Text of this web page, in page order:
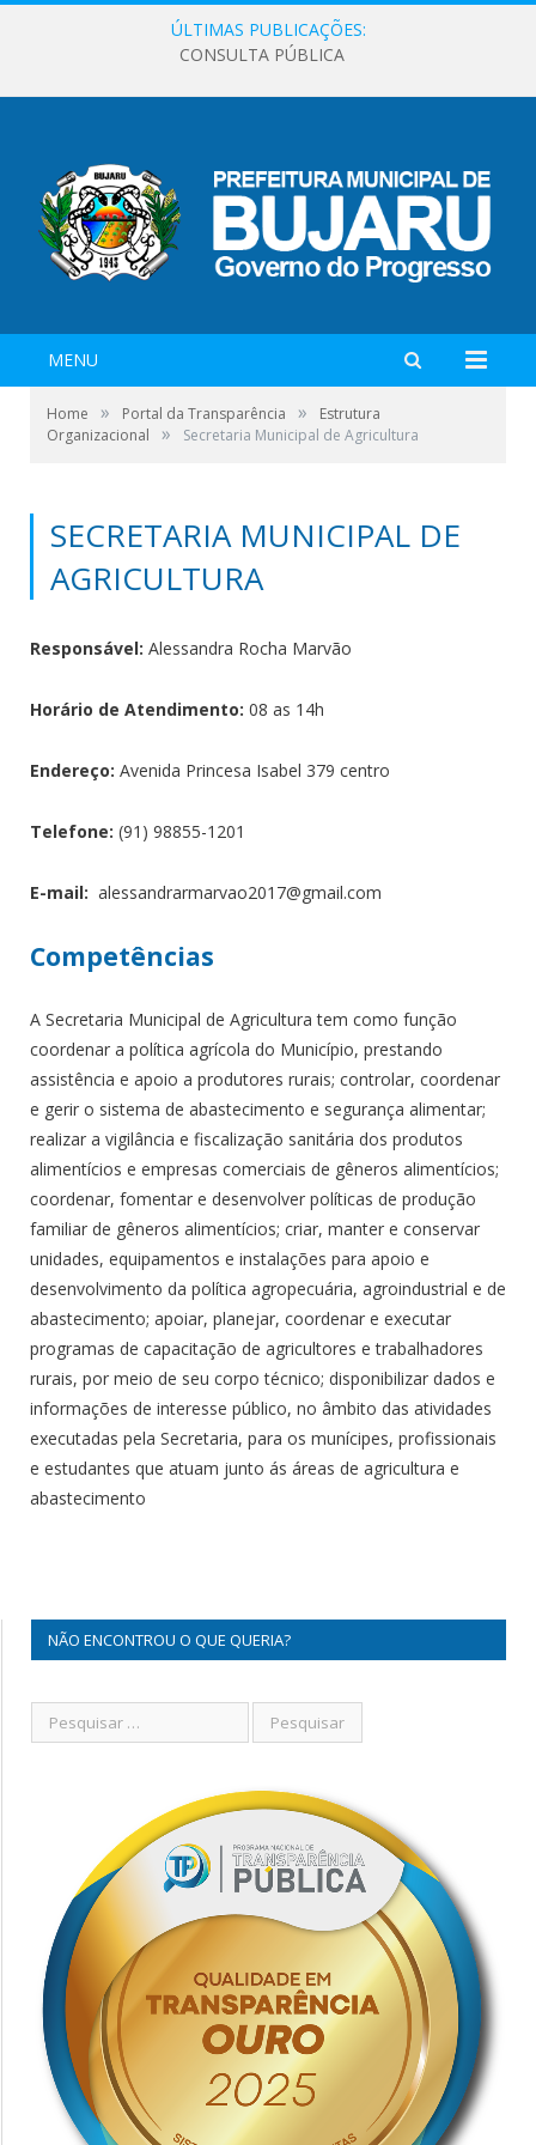
ÚLTIMAS PUBLICAÇÕES:
CONSULTA PÚBLICA
MENU
Home » Portal da Transparência »
Estrutura
Organizacional
» Secretaria Municipal de Agricultura
SECRETARIA MUNICIPAL DE
AGRICULTURA
Responsável: Alessandra Rocha Marvão
Horário de Atendimento: 08 as 14h
Endereço: Avenida Princesa Isabel 379 centro
Telefone: (91) 98855-1201
E-mail: alessandrarmarvao2017@gmail.com
Competências
A Secretaria Municipal de Agricultura tem como função
coordenar a política agrícola do Município, prestando
assistência e apoio a produtores rurais; controlar, coordenar
e gerir o sistema de abastecimento e segurança alimentar;
realizar a vigilância e fiscalização sanitária dos produtos
alimentícios e empresas comerciais de gêneros alimentícios;
coordenar, fomentar e desenvolver políticas de produção
familiar de gêneros alimentícios; criar, manter e conservar
unidades, equipamentos e instalações para apoio e
desenvolvimento da política agropecuária, agroindustrial e de
abastecimento; apoiar, planejar, coordenar e executar
programas de capacitação de agricultores e trabalhadores
rurais, por meio de seu corpo técnico; disponibilizar dados e
informações de interesse público, no âmbito das atividades
executadas pela Secretaria, para os munícipes, profissionais
e estudantes que atuam junto ás áreas de agricultura e
abastecimento
NÃO ENCONTROU O QUE QUERIA?